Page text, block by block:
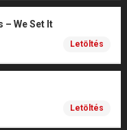
– We Set It
Letöltés
Letöltés